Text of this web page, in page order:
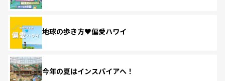
地球の歩き方♥偏愛ハワイ
今年の夏はインスパイアへ！